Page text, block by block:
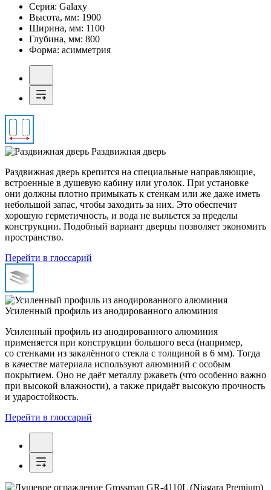
Серия: Galaxy
Высота, мм: 1900
Ширина, мм: 1100
Глубина, мм: 800
Форма: асимметрия
Раздвижная дверь
Раздвижная дверь крепится на специальные направляющие,
встроенные в душевую кабину или уголок. При установке
они должны плотно примыкать к стенкам или же даже иметь
небольшой запас, чтобы заходить за них. Это обеспечит
хорошую герметичность, и вода не выльется за пределы
конструкции. Подобный вариант дверцы позволяет экономить
пространство.
Перейти в глоссарий
Усиленный профиль из анодированного алюминия
Усиленный профиль из анодированного алюминия
применяется при конструкции большого веса (например,
со стенками из закалённого стекла с толщиной в 6 мм). Тогда
в качестве материала используют алюминий с особым
покрытием. Оно не даёт металлу ржаветь (что особенно важно
при высокой влажности), а также придаёт высокую прочность
и ударостойкость.
Перейти в глоссарий